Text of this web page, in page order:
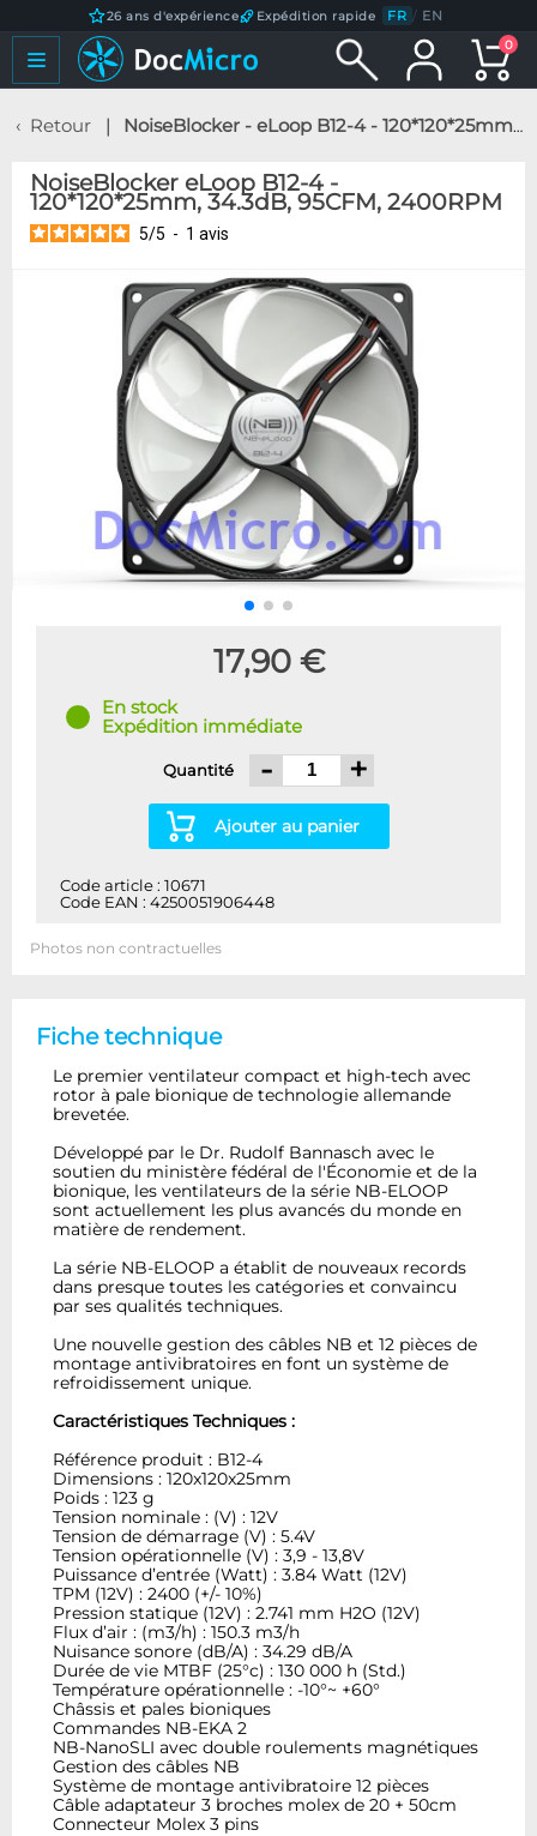
26 ans d'expérience Expédition rapide FR / EN
0
Retour NoiseBlocker - eLoop B12-4 - 120*120*25mm, 34.3dB, 95CFM, 2400RPM
NoiseBlocker eLoop B12-4 -
120*120*25mm, 34.3dB, 95CFM, 2400RPM
5/5 - 1 avis
17,90 €
En stock
Expédition immédiate
Quantité - +
Ajouter au panier
Code article : 10671
Code EAN : 4250051906448
Photos non contractuelles
Fiche technique
Le premier ventilateur compact et high-tech avec
rotor à pale bionique de technologie allemande
brevetée.
Développé par le Dr. Rudolf Bannasch avec le
soutien du ministère fédéral de l'Économie et de la
bionique, les ventilateurs de la série NB-ELOOP
sont actuellement les plus avancés du monde en
matière de rendement.
La série NB-ELOOP a établit de nouveaux records
dans presque toutes les catégories et convaincu
par ses qualités techniques.
Une nouvelle gestion des câbles NB et 12 pièces de
montage antivibratoires en font un système de
refroidissement unique.
Caractéristiques Techniques :
Référence produit : B12-4
Dimensions : 120x120x25mm
Poids : 123 g
Tension nominale : (V) : 12V
Tension de démarrage (V) : 5.4V
Tension opérationnelle (V) : 3,9 - 13,8V
Puissance d’entrée (Watt) : 3.84 Watt (12V)
TPM (12V) : 2400 (+/- 10%)
Pression statique (12V) : 2.741 mm H2O (12V)
Flux d’air : (m3/h) : 150.3 m3/h
Nuisance sonore (dB/A) : 34.29 dB/A
Durée de vie MTBF (25°c) : 130 000 h (Std.)
Température opérationnelle : -10°~ +60°
Châssis et pales bioniques
Commandes NB-EKA 2
NB-NanoSLI avec double roulements magnétiques
Gestion des câbles NB
Système de montage antivibratoire 12 pièces
Câble adaptateur 3 broches molex de 20 + 50cm
Connecteur Molex 3 pins